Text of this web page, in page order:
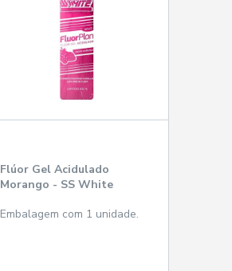
Flúor Gel Acidulado
Morango - SS White
Embalagem com 1 unidade.